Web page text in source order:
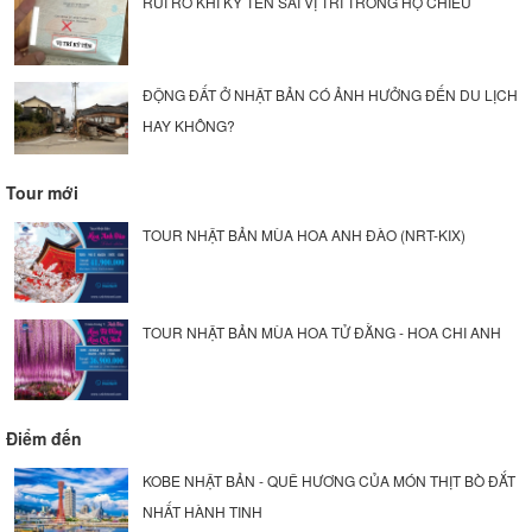
ĐỘNG ĐẤT Ở NHẬT BẢN CÓ ẢNH HƯỞNG ĐẾN DU LỊCH
HAY KHÔNG?
Tour mới
TOUR NHẬT BẢN MÙA HOA ANH ĐÀO (NRT-KIX)
TOUR NHẬT BẢN MÙA HOA TỬ ĐẰNG - HOA CHI ANH
Điểm đến
KOBE NHẬT BẢN - QUÊ HƯƠNG CỦA MÓN THỊT BÒ ĐẮT
NHẤT HÀNH TINH